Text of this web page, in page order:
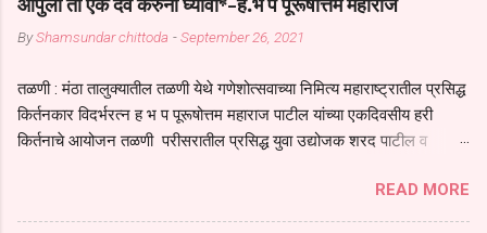
ByShamsundar chittoda -September 26, 2021
तळणी : मंठा तालुक्यातील तळणी येथे गणेशोत्सवाच्या निमित्य महाराष्ट्रातील प्रसिद्ध
किर्तनकार विदर्भरत्न ह भ प पूरूषोत्तम महाराज पाटील यांच्या एकदिवसीय हरी
किर्तनाचे आयोजन तळणी परीसरातील प्रसिद्ध युवा उद्योजक शरद पाटील व
तुकाराम महाराज यांच्या *आपुला तो एक देव करुनी घ्यावा* *तेणे विन जिवा सुख
नोहे* *येरती माईक दुःखाची जनीती* *नाही आदी अंती अवसान* या अभंगावर
READ MORE